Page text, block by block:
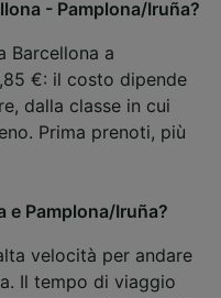
- Pamplona/Iruña?
Barcellona a
€: il costo dipende
dalla classe in cui
Prima prenoti, più
e Pamplona/Iruña?
velocità per andare
Il tempo di viaggio